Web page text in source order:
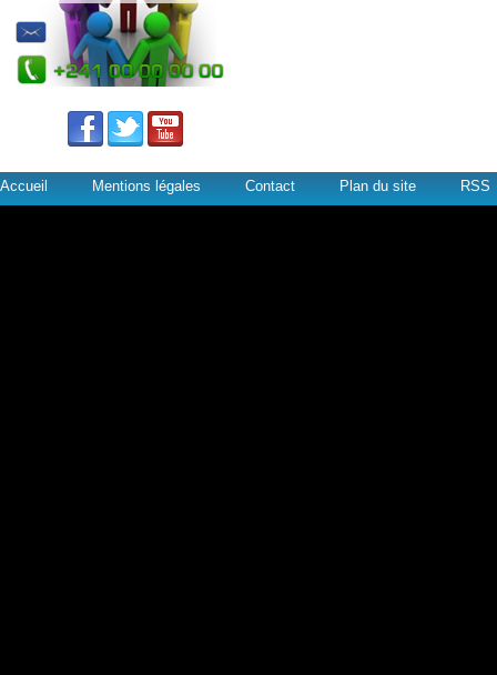
Accueil Mentions légales Contact Plan du site RSS